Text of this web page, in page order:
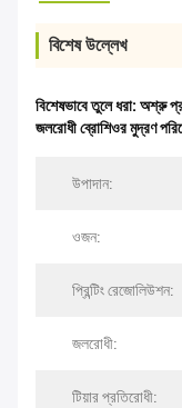
বিশেষ উল্লেখ
বিশেষভাবে তুলে ধরা: অশ্রু
জলরোধী ব্রোশিওর মুদ্রণ
উপাদান:
ওজন:
প্রিন্টিং রেজোলিউশন:
জলরোধী:
টিয়ার প্রতিরোধী: